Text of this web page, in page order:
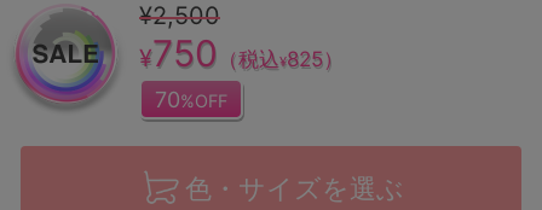
¥2,500
¥750 （税込¥825）
70%OFF
色・サイズを選ぶ